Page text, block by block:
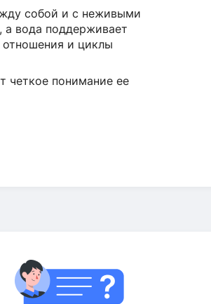
собой и с неживыми
а вода поддерживает
и циклы
четкое понимание ее